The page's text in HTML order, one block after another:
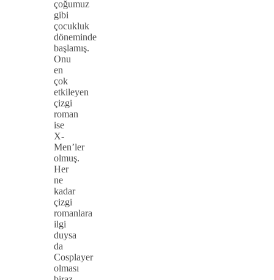
çoğumuz
gibi
çocukluk
döneminde
başlamış.
Onu
en
çok
etkileyen
çizgi
roman
ise
X-
Men’ler
olmuş.
Her
ne
kadar
çizgi
romanlara
ilgi
duysa
da
Cosplayer
olması